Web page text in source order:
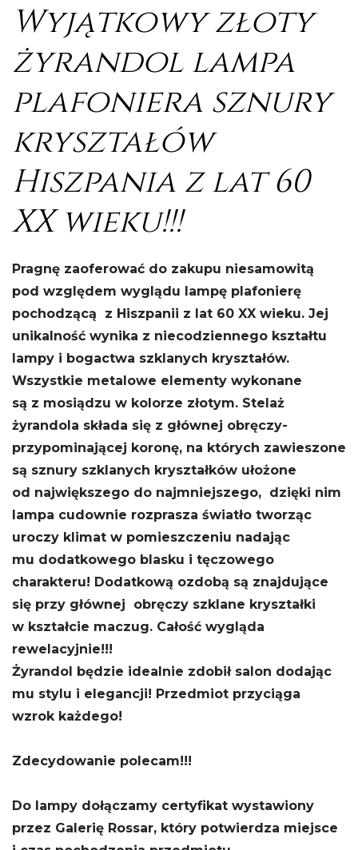
Wyjątkowy złoty
żyrandol lampa
plafoniera sznury
kryształów
Hiszpania z lat 60
XX wieku!!!
Pragnę zaoferować do zakupu niesamowitą
pod względem wyglądu lampę plafonierę
pochodzącą z Hiszpanii z lat 60 XX wieku. Jej
unikalność wynika z niecodziennego kształtu
lampy i bogactwa szklanych kryształów.
Wszystkie metalowe elementy wykonane
są z mosiądzu w kolorze złotym. Stelaż
żyrandola składa się z głównej obręczy-
przypominającej koronę, na których zawieszone
są sznury szklanych kryształków ułożone
od największego do najmniejszego, dzięki nim
lampa cudownie rozprasza światło tworząc
uroczy klimat w pomieszczeniu nadając
mu dodatkowego blasku i tęczowego
charakteru! Dodatkową ozdobą są znajdujące
się przy głównej obręczy szklane kryształki
w kształcie maczug. Całość wygląda
rewelacyjnie!!!
Żyrandol będzie idealnie zdobił salon dodając
mu stylu i elegancji! Przedmiot przyciąga
wzrok każdego!
Zdecydowanie polecam!!!
Do lampy dołączamy certyfikat wystawiony
przez Galerię Rossar, który potwierdza miejsce